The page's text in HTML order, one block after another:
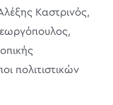
Καστρινός,
πολιτιστικών